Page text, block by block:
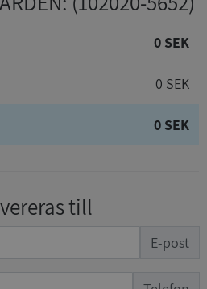
0 SEK
0 SEK
0 SEK
till
E-post